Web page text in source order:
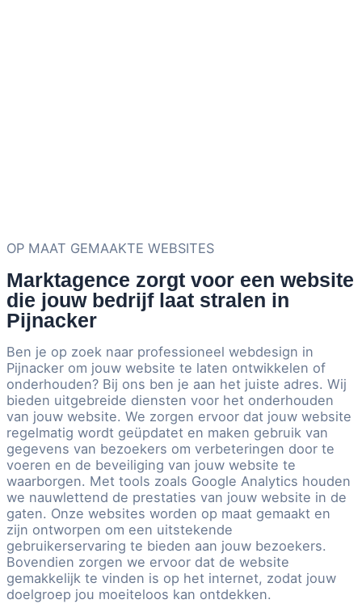
OP MAAT GEMAAKTE WEBSITES
Marktagence zorgt voor een website
die jouw bedrijf laat stralen in
Pijnacker
Ben je op zoek naar professioneel webdesign in
Pijnacker om jouw website te laten ontwikkelen of
onderhouden? Bij ons ben je aan het juiste adres. Wij
bieden uitgebreide diensten voor het onderhouden
van jouw website. We zorgen ervoor dat jouw website
regelmatig wordt geüpdatet en maken gebruik van
gegevens van bezoekers om verbeteringen door te
voeren en de beveiliging van jouw website te
waarborgen. Met tools zoals Google Analytics houden
we nauwlettend de prestaties van jouw website in de
gaten. Onze websites worden op maat gemaakt en
zijn ontworpen om een uitstekende
gebruikerservaring te bieden aan jouw bezoekers.
Bovendien zorgen we ervoor dat de website
gemakkelijk te vinden is op het internet, zodat jouw
doelgroep jou moeiteloos kan ontdekken.